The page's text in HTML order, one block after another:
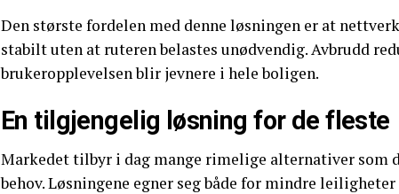
Den største fordelen med denne løsningen er at
stabilt uten at ruteren belastes unødvendig. Avbrudd
brukeropplevelsen blir jevnere i hele boligen.
En tilgjengelig løsning for de fleste
Markedet tilbyr i dag mange rimelige alternativer som
behov. Løsningene egner seg både for mindre